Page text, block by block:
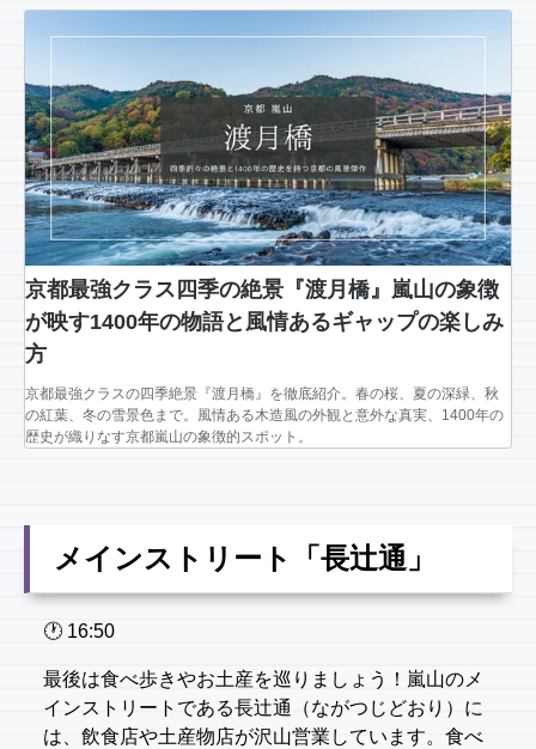
京都最強クラス四季の絶景『渡月橋』嵐山の象徴
が映す1400年の物語と風情あるギャップの楽しみ
方
京都最強クラスの四季絶景『渡月橋』を徹底紹介。春の桜、夏の深緑、秋
の紅葉、冬の雪景色まで。風情ある木造風の外観と意外な真実、1400年の
歴史が織りなす京都嵐山の象徴的スポット。
メインストリート「長辻通」
🕐️ 16:50
最後は食べ歩きやお土産を巡りましょう！嵐山のメ
インストリートである長辻通（ながつじどおり）に
は、飲食店や土産物店が沢山営業しています。食べ